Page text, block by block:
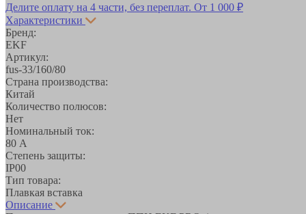
Делите оплату на 4 части, без переплат. От 1 000 ₽
Характеристики
Бренд:
EKF
Артикул:
fus-33/160/80
Страна производства:
Китай
Количество полюсов:
Нет
Номинальный ток:
80 А
Степень защиты:
IP00
Тип товара:
Плавкая вставка
Описание